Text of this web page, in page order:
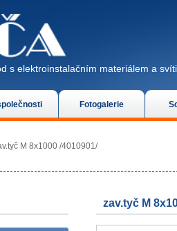
Fotogalerie
s elektroinstalačním materiálem a
M 8x1000 /4010901/
zav.tyč M